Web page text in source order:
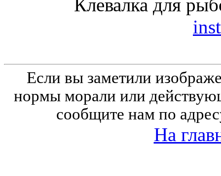
Клевалка для
Если вы заметили
нормы морали или
сообщите нам по
На